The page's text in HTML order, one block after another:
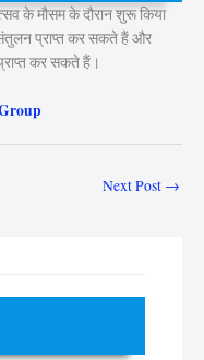
के मौसम के दौरान शुरू किया
प्राप्त कर सकते हैं और
कर सकते हैं।
Next Post →